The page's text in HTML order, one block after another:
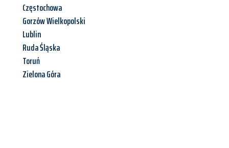
Częstochowa
Gorzów Wielkopolski
Lublin
Ruda Śląska
Toruń
Zielona Góra